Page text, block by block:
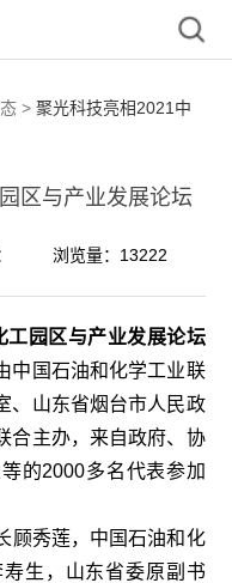
> 聚光科技亮相2021中
区与产业发展论坛
浏览量：13222
工园区与产业发展论坛
中国石油和化学工业联
、山东省烟台市人民政
合主办，来自政府、协
的2000多名代表参加
顾秀莲，中国石油和化
生，山东省委原副书